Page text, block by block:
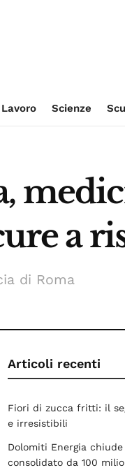
Lavoro Scienze
a
di Roma
Articoli recenti
Fiori di zucca fritti: il
e irresistibili
Dolomiti Energia
consolidato da 100